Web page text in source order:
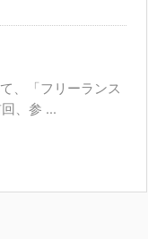
、「フリーランス
、参 ...